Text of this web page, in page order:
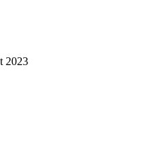
2023